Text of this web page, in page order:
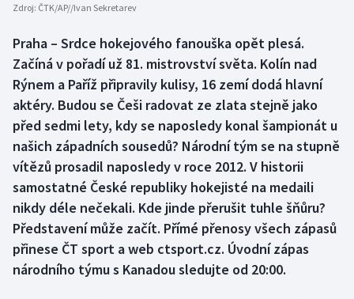
Boby a skeleton
Box
Curling
Dostihy
Florbal
Futsal
Gymnastika
AZ kvíz
Zdroj: ČTK/AP//Ivan Sekretarev
Praha – Srdce hokejového fanouška opět plesá.
Začíná v pořadí už 81. mistrovství světa. Kolín nad
Rýnem a Paříž připravily kulisy, 16 zemí dodá hlavní
aktéry. Budou se Češi radovat ze zlata stejně jako
před sedmi lety, kdy se naposledy konal šampionát u
našich západních sousedů? Národní tým se na stupně
vítězů prosadil naposledy v roce 2012. V historii
samostatné České republiky hokejisté na medaili
nikdy déle nečekali. Kde jinde přerušit tuhle šňůru?
Představení může začít. Přímé přenosy všech zápasů
přinese ČT sport a web ctsport.cz. Úvodní zápas
národního týmu s Kanadou sledujte od 20:00.